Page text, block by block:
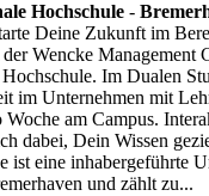
Hochschule -
Deine Zukunft im
der Wencke Management
Im Dualen
im Unternehmen mit
Woche am Campus.
dabei, Dein Wissen
ist eine inhabergeführte
und zählt zu...